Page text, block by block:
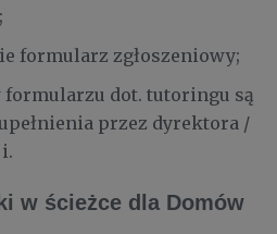
formularz zgłoszeniowy;
formularzu dot. tutoringu są
przez dyrektora /
w ścieżce dla Domów